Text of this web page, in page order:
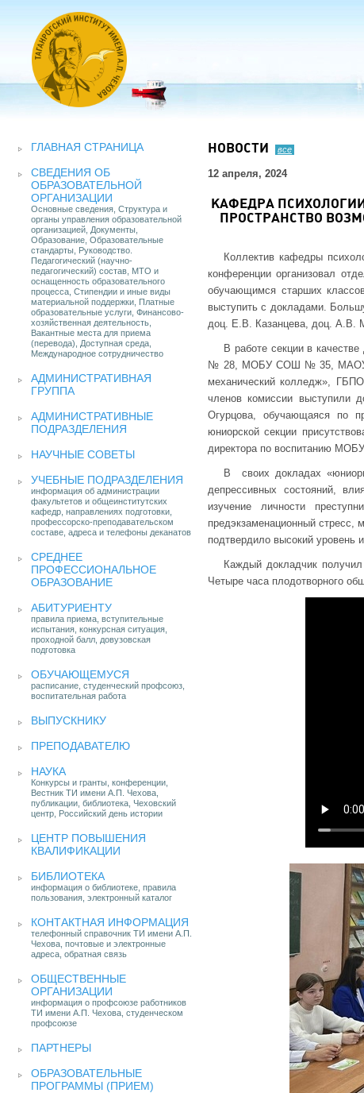
ГЛАВНАЯ СТРАНИЦА
СВЕДЕНИЯ ОБ
ОБРАЗОВАТЕЛЬНОЙ
ОРГАНИЗАЦИИ
Основные сведения, Структура и
органы управления образовательной
организацией, Документы,
Образование, Образовательные
стандарты, Руководство.
Педагогический (научно-
педагогический) состав, МТО и
оснащенность образовательного
процесса, Стипендии и иные виды
материальной поддержки, Платные
образовательные услуги, Финансово-
хозяйственная деятельность,
Вакантные места для приема
(перевода), Доступная среда,
Международное сотрудничество
АДМИНИСТРАТИВНАЯ
ГРУППА
АДМИНИСТРАТИВНЫЕ
ПОДРАЗДЕЛЕНИЯ
НАУЧНЫЕ СОВЕТЫ
УЧЕБНЫЕ ПОДРАЗДЕЛЕНИЯ
информация об администрации
факультетов и общеинститутских
кафедр, направлениях подготовки,
профессорско-преподавательском
составе, адреса и телефоны деканатов
СРЕДНЕЕ
ПРОФЕССИОНАЛЬНОЕ
ОБРАЗОВАНИЕ
АБИТУРИЕНТУ
правила приема, вступительные
испытания, конкурсная ситуация,
проходной балл, довузовская
подготовка
ОБУЧАЮЩЕМУСЯ
расписание, студенческий профсоюз,
воспитательная работа
ВЫПУСКНИКУ
ПРЕПОДАВАТЕЛЮ
НАУКА
Конкурсы и гранты, конференции,
Вестник ТИ имени А.П. Чехова,
публикации, библиотека, Чеховский
центр, Российский день истории
ЦЕНТР ПОВЫШЕНИЯ
КВАЛИФИКАЦИИ
БИБЛИОТЕКА
информация о библиотеке, правила
пользования, электронный каталог
КОНТАКТНАЯ ИНФОРМАЦИЯ
телефонный справочник ТИ имени А.П.
Чехова, почтовые и электронные
адреса, обратная связь
ОБЩЕСТВЕННЫЕ
ОРГАНИЗАЦИИ
информация о профсоюзе работников
ТИ имени А.П. Чехова, студенческом
профсоюзе
ПАРТНЕРЫ
ОБРАЗОВАТЕЛЬНЫЕ
ПРОГРАММЫ (ПРИЕМ)
НОВОСТИ все
12 апреля, 2024
КАФЕДРА
ПРОСТРАНСТВО
Коллектив кафедры
конференции организовал
обучающимся старших
выступить с докладами.
доц. Е.В. Казанцева, доц. А.В.
В работе секции в
№ 28, МОБУ СОШ № 35, МАОУ
механический колледж»,
членов комиссии выступили
Огурцова, обучающаяся по
юниорской секции
директора по воспитанию
В своих докладах
депрессивных состояний,
изучение личности
предэкзаменационный стресс,
подтвердило высокий уровень
Каждый докладчик
Четыре часа плодотворного